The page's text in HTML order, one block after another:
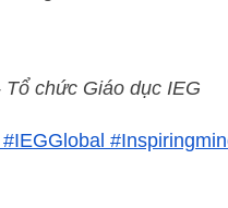
chức Giáo dục IEG
#IEGGlobal